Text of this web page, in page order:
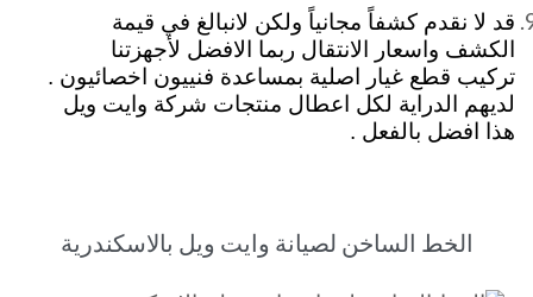
قد لا نقدم كشفاً مجانياً ولكن لانبالغ في قيمة
الكشف واسعار الانتقال ربما الافضل لأجهزتنا
تركيب قطع غيار اصلية بمساعدة فنييون اخصائيون .
لديهم الدراية لكل اعطال منتجات شركة وايت ويل
هذا افضل بالفعل .
الخط الساخن لصيانة وايت ويل بالاسكندرية